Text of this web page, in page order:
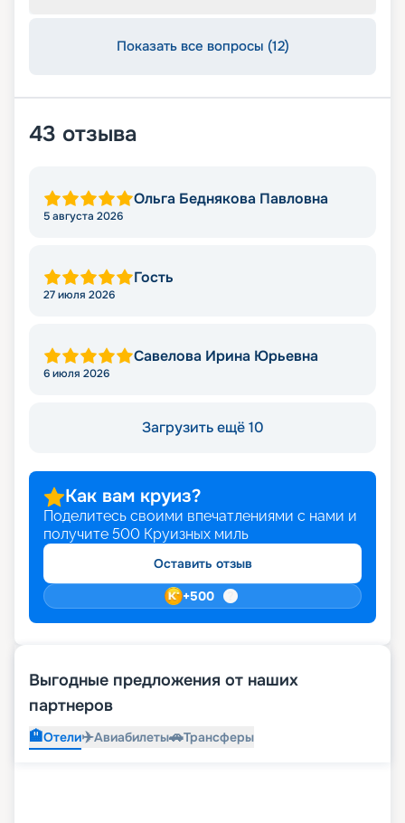
Показать все вопросы (12)
43 отзыва
Ольга Беднякова Павловна
5 августа 2026
Гость
27 июля 2026
Савелова Ирина Юрьевна
6 июля 2026
Загрузить ещё 10
Как вам круиз?
Поделитесь своими впечатлениями с нами и
получите 500 Круизных миль
Оставить отзыв
+500
Выгодные предложения от наших
партнеров
🏨Отели✈️Авиабилеты🚗Трансферы